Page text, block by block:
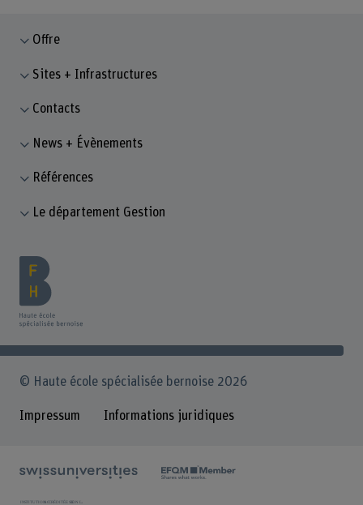
Offre
Sites + Infrastructures
Contacts
News + Évènements
Références
Le département Gestion
© Haute école spécialisée bernoise 2026
Impressum Informations juridiques